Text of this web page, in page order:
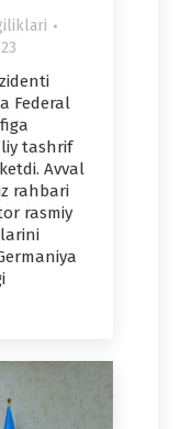
Federal
tashrif
Avval
rahbari
rasmiy